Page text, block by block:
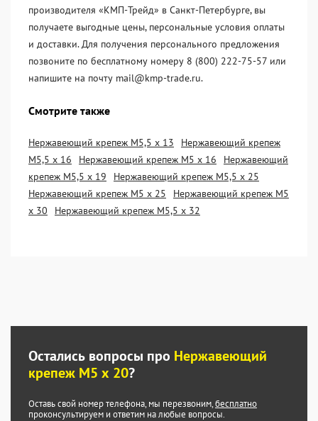
производителя «KМП-Трейд» в Санкт-Петербурге, вы
получаете выгодные цены, персональные условия оплаты
и доставки. Для получения персонального предложения
позвоните по бесплатному номеру 8 (800) 222-75-57 или
напишите на почту mail@kmp-trade.ru.
Смотрите также
Нержавеющий крепеж М5,5 х 13
Нержавеющий крепеж
М5,5 х 16
Нержавеющий крепеж М5 х 16
Нержавеющий
крепеж М5,5 х 19
Нержавеющий крепеж М5,5 х 25
Нержавеющий крепеж М5 х 25
Нержавеющий крепеж М5
х 30
Нержавеющий крепеж М5,5 х 32
Остались вопросы про Нержавеющий
крепеж М5 х 20?
Оставь свой номер телефона, мы перезвоним,бесплатно
проконсультируем и ответим на любые вопросы.